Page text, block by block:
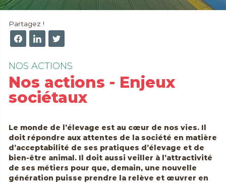
Partagez !
NOS ACTIONS
Nos actions - Enjeux
sociétaux
Le monde de l’élevage est au cœur de nos vies. Il
doit répondre aux attentes de la société en matière
d’acceptabilité de ses pratiques d’élevage et de
bien-être animal. Il doit aussi veiller à l’attractivité
de ses métiers pour que, demain, une nouvelle
génération puisse prendre la relève et œuvrer en